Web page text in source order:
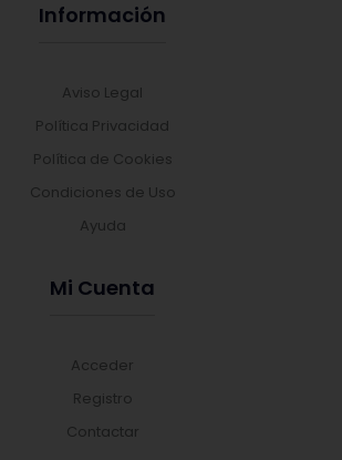
Información
Aviso Legal
Política Privacidad
Política de Cookies
Condiciones de Uso
Ayuda
Mi Cuenta
Acceder
Registro
Contactar